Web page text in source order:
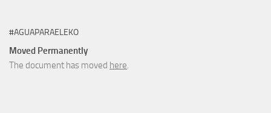
#AGUAPARAELEKO
Moved Permanently
The document has moved here.